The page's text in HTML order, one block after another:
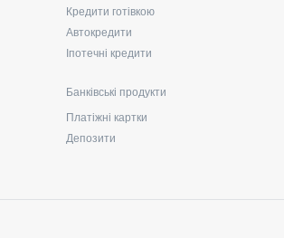
Кредити готівкою
Автокредити
Іпотечні кредити
Банківські продукти
Платіжні картки
Депозити